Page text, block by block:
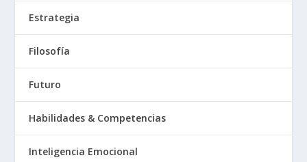
Estrategia
Filosofía
Futuro
Habilidades & Competencias
Inteligencia Emocional